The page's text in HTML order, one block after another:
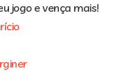
jogo e vença mais!